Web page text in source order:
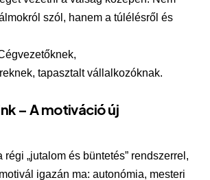
szól, hanem a túlélésről és
tapasztalt vállalkozóknak.
– A motiváció új
régi „jutalom és büntetés” rendszerrel,
igazán ma: autonómia, mesteri